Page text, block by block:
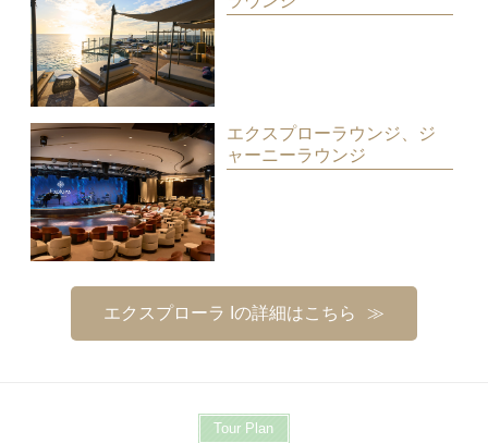
エクスプローラウンジ、ジ
ャーニーラウンジ
エクスプローラ Iの詳細はこちら
Tour Plan